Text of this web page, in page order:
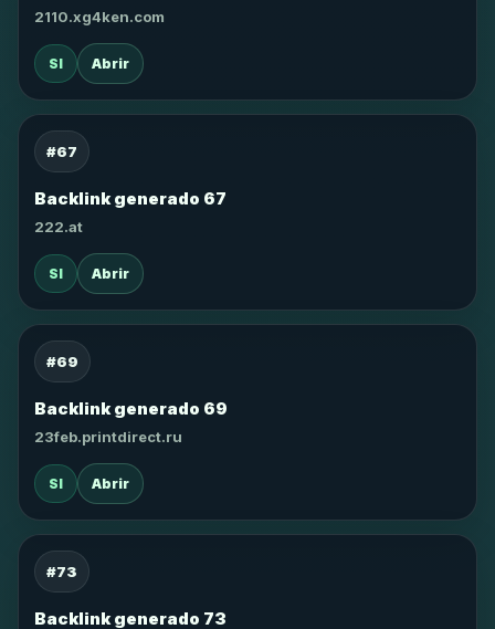
2110.xg4ken.com
SI Abrir
#67
Backlink generado 67
222.at
SI Abrir
#69
Backlink generado 69
23feb.printdirect.ru
SI Abrir
#73
Backlink generado 73